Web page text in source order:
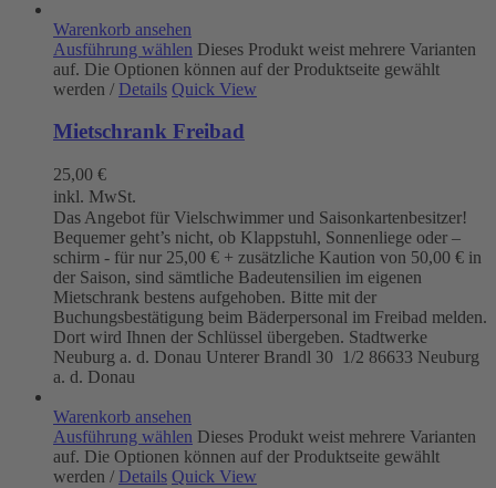
Warenkorb ansehen
Ausführung wählen Dieses Produkt weist mehrere Varianten
auf. Die Optionen können auf der Produktseite gewählt
werden / Details Quick View
Mietschrank Freibad
25,00 €
inkl. MwSt.
Das Angebot für Vielschwimmer und Saisonkartenbesitzer!
Bequemer geht’s nicht, ob Klappstuhl, Sonnenliege oder –
schirm - für nur 25,00 € + zusätzliche Kaution von 50,00 € in
der Saison, sind sämtliche Badeutensilien im eigenen
Mietschrank bestens aufgehoben. Bitte mit der
Buchungsbestätigung beim Bäderpersonal im Freibad melden.
Dort wird Ihnen der Schlüssel übergeben. Stadtwerke
Neuburg a. d. Donau Unterer Brandl 30 1/2 86633 Neuburg
a. d. Donau
Warenkorb ansehen
Ausführung wählen Dieses Produkt weist mehrere Varianten
auf. Die Optionen können auf der Produktseite gewählt
werden / Details Quick View